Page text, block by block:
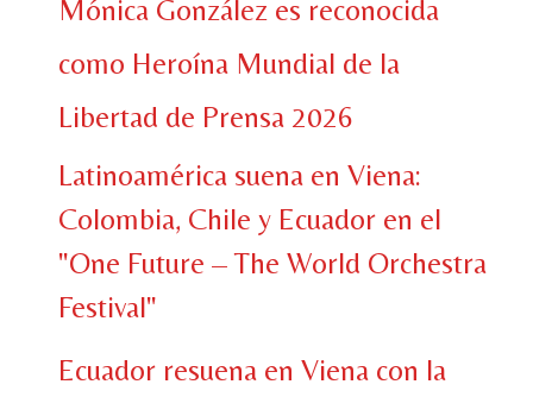
Mónica González es reconocida
como Heroína Mundial de la
Libertad de Prensa 2026
Latinoamérica suena en Viena:
Colombia, Chile y Ecuador en el
"One Future – The World Orchestra
Festival"
Ecuador resuena en Viena con la